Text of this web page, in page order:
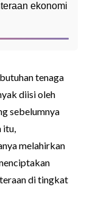
ekonomi
tenaga
diisi oleh
sebelumnya
itu,
melahirkan
di tingkat